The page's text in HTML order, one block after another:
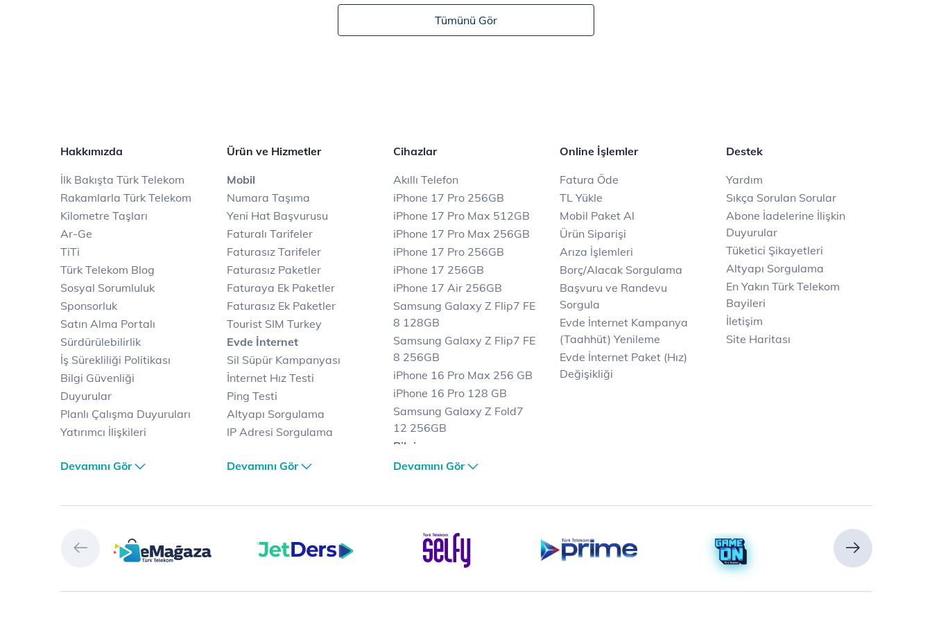
Tümünü Gör
Hakkımızda
İlk Bakışta Türk Telekom
Rakamlarla Türk Telekom
Kilometre Taşları
Ar-Ge
TiTi
Türk Telekom Blog
Sosyal Sorumluluk
Sponsorluk
Satın Alma Portalı
Sürdürülebilirlik
İş Sürekliliği Politikası
Bilgi Güvenliği
Duyurular
Planlı Çalışma Duyuruları
Yatırımcı İlişkileri
Türk Telekom Satış ve
Türk Telekom Finansal
Türk Telekom Afet Tedbirleri
Vizyon & Değerlerimiz
Selfy
Devamını Gör
Ürün ve Hizmetler
Mobil
Numara Taşıma
Yeni Hat Başvurusu
Faturalı Tarifeler
Faturasız Tarifeler
Faturasız Paketler
Faturaya Ek Paketler
Faturasız Ek Paketler
Tourist SIM Turkey
Evde İnternet
Sil Süpür Kampanyası
İnternet Hız Testi
Ping Testi
Altyapı Sorgulama
IP Adresi Sorgulama
Avantajlı İnternet
Fiber İnternet
Ev Telefonu
JetDers
Devamını Gör
Cihazlar
Akıllı Telefon
iPhone 17 Pro 256GB
iPhone 17 Pro Max 512GB
iPhone 17 Pro Max 256GB
iPhone 17 Pro 256GB
iPhone 17 256GB
iPhone 17 Air 256GB
Samsung Galaxy Z Flip7 FE
8 128GB
Samsung Galaxy Z Flip7 FE
8 256GB
iPhone 16 Pro Max 256 GB
iPhone 16 Pro 128 GB
Samsung Galaxy Z Fold7
12 256GB
Bilgisayar
Casper Nirvana C370
Samsung Galaxy Tab A9
Ev Telefonu
Panasonic TGB610
Modem ve Wi-Fi
Devamını Gör
Online İşlemler
Fatura Öde
TL Yükle
Mobil Paket Al
Ürün Siparişi
Arıza İşlemleri
Borç/Alacak Sorgulama
Başvuru ve Randevu
Sorgula
Evde İnternet Kampanya
(Taahhüt) Yenileme
Evde İnternet Paket (Hız)
Değişikliği
Destek
Yardım
Sıkça Sorulan Sorular
Abone İadelerine İlişkin
Duyurular
Tüketici Şikayetleri
Altyapı Sorgulama
En Yakın Türk Telekom
Bayileri
İletişim
Site Haritası